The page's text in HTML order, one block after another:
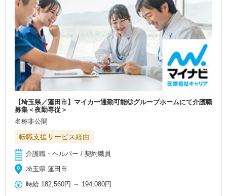
【埼玉県／蓮田市】マイカー通勤可能◎グループホームにて介護職
募集＜夜勤専従＞
名称非公開
転職支援サービス経由
介護職・ヘルパー / 契約職員
埼玉県 蓮田市
時給 182,560円 ～ 194,080円